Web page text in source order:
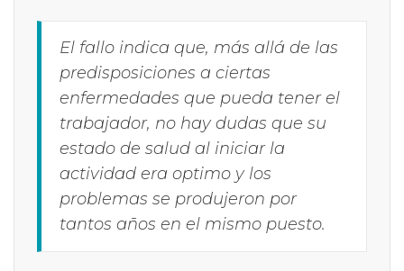
El fallo indica que, más allá de las
predisposiciones a ciertas
enfermedades que pueda tener el
trabajador, no hay dudas que su
estado de salud al iniciar la
actividad era optimo y los
problemas se produjeron por
tantos años en el mismo puesto.